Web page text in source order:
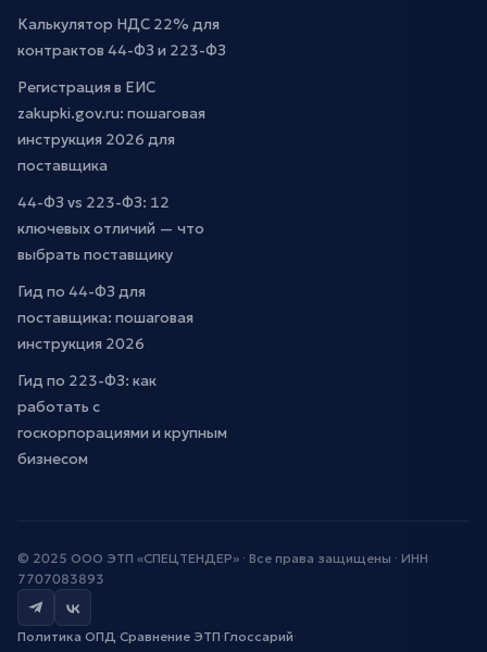
Калькулятор НДС 22% для
контрактов 44-ФЗ и 223-ФЗ
Регистрация в ЕИС
zakupki.gov.ru: пошаговая
инструкция 2026 для
поставщика
44-ФЗ vs 223-ФЗ: 12
ключевых отличий — что
выбрать поставщику
Гид по 44-ФЗ для
поставщика: пошаговая
инструкция 2026
Гид по 223-ФЗ: как
работать с
госкорпорациями и крупным
бизнесом
© 2025 ООО ЭТП «СПЕЦТЕНДЕР» · Все права защищены · ИНН
7707083893
Политика ОПД·Сравнение ЭТП·Глоссарий·